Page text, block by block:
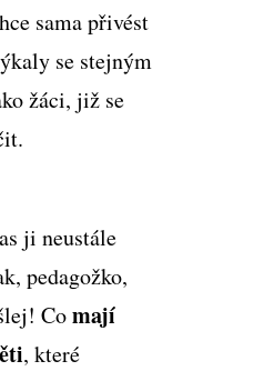
sama přivést
se stejným
žáci, již se
ji neustále
pedagožko,
Comají
, které